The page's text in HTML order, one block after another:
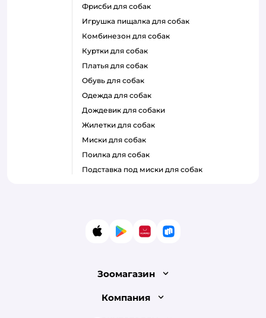
фрисби для собак
игрушка пищалка для собак
комбинезон для собак
куртки для собак
платья для собак
обувь для собак
одежда для собак
дождевик для собаки
жилетки для собак
миски для собак
поилка для собак
подставка под миски для собак
App StoreGoogle Play
AppGallery
RuStore
Зоомагазин
Лицензия
Компания